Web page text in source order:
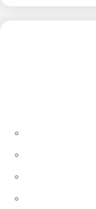
0
0
0
0